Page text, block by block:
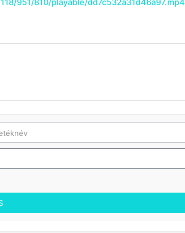
951/810/playable/dd7c532a31d46a97.mp4